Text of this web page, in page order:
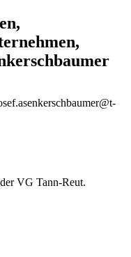
VG Tann-Reut.